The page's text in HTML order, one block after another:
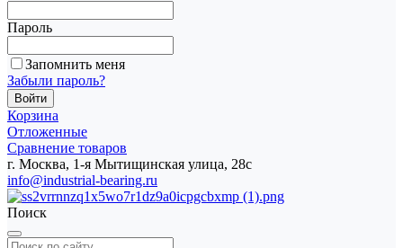
Пароль
Запомнить меня
Забыли пароль?
Корзина
Отложенные
Сравнение товаров
г. Москва, 1-я Мытищинская улица, 28с
info@industrial-bearing.ru
Поиск